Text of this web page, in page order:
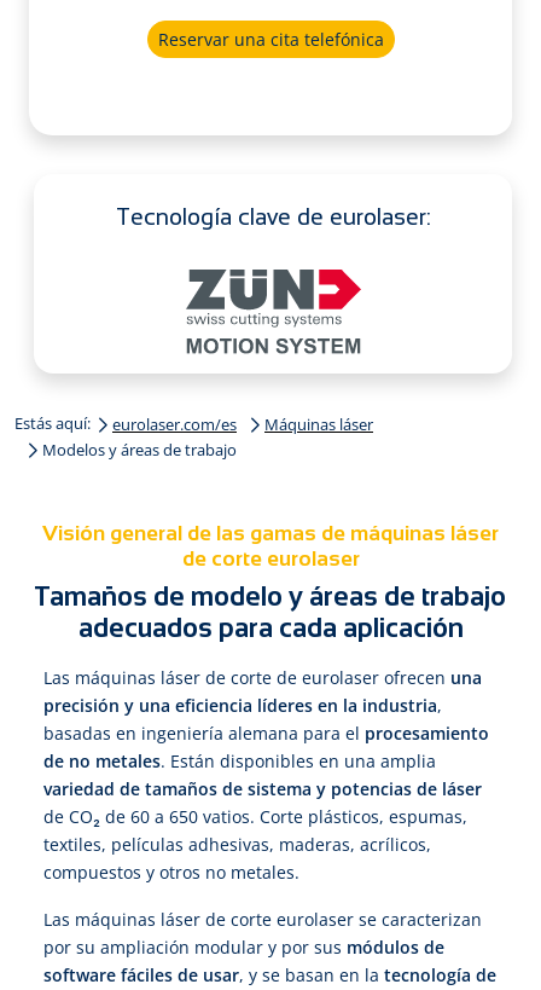
Reservar una cita telefónica
Tecnología clave de eurolaser:
Estás aquí: eurolaser.com/es
Máquinas láser
Modelos y áreas de trabajo
Visión general de las gamas de máquinas láser
de corte eurolaser
Tamaños de modelo y áreas de trabajo
adecuados para cada aplicación
Las máquinas láser de corte de eurolaser ofrecen una
precisión y una eficiencia líderes en la industria,
basadas en ingeniería alemana para el procesamiento
de no metales. Están disponibles en una amplia
variedad de tamaños de sistema y potencias de láser
de CO₂ de 60 a 650 vatios. Corte plásticos, espumas,
textiles, películas adhesivas, maderas, acrílicos,
compuestos y otros no metales.
Las máquinas láser de corte eurolaser se caracterizan
por su ampliación modular y por sus módulos de
software fáciles de usar, y se basan en la tecnología de